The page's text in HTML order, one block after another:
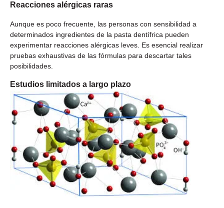
Reacciones alérgicas raras
Aunque es poco frecuente, las personas con sensibilidad a
determinados ingredientes de la pasta dentífrica pueden
experimentar reacciones alérgicas leves. Es esencial realizar
pruebas exhaustivas de las fórmulas para descartar tales
posibilidades.
Estudios limitados a largo plazo